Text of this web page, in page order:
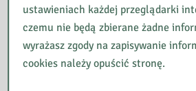
ukończenia- w tym celu należy
prowadzącego podając adres do
korespondencji. Możliwe jest
zaświadczenia i przesłanie na
adres mailowy uczestnika kursu.
ustawieniach każdej przeglądarki
czemu nie będą zbierane żadne
wyrażasz zgody na zapisywanie
cookies należy opuścić stronę.